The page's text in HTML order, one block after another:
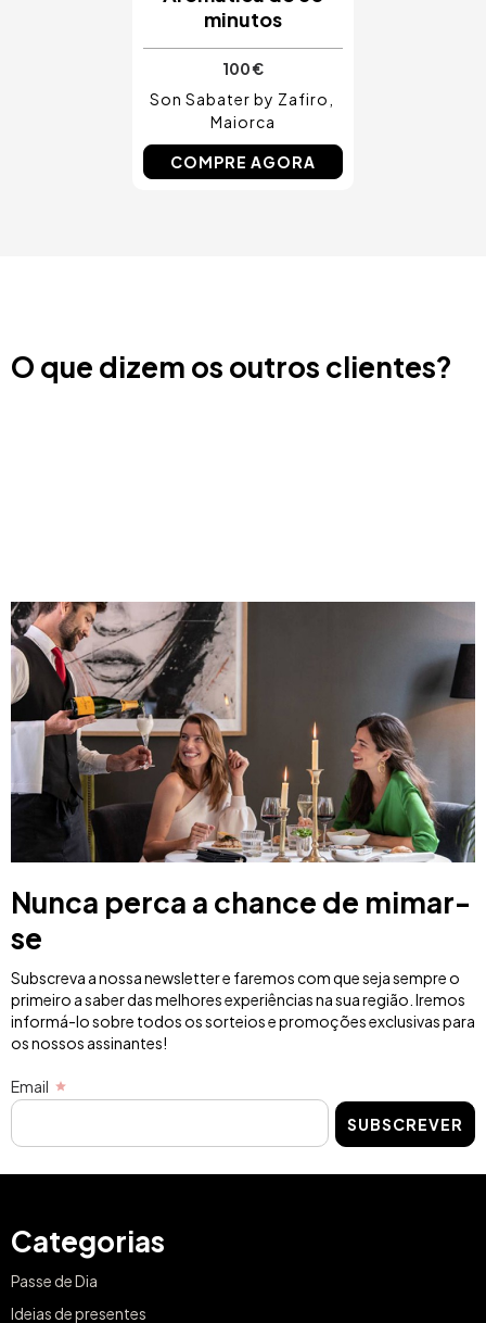
minutos
100 €
Son Sabater by Zafiro
Maiorca
COMPRE AGORA
O que dizem os outros clientes?
Nunca perca a chance de mimar-
se
Subscreva a nossa newsletter e faremos com que seja sempre o
primeiro a saber das melhores experiências na sua região. Iremos
informá-lo sobre todos os sorteios e promoções exclusivas para
os nossos assinantes!
Email
SUBSCREVER
Categorias
Passe de Dia
Ideias de presentes